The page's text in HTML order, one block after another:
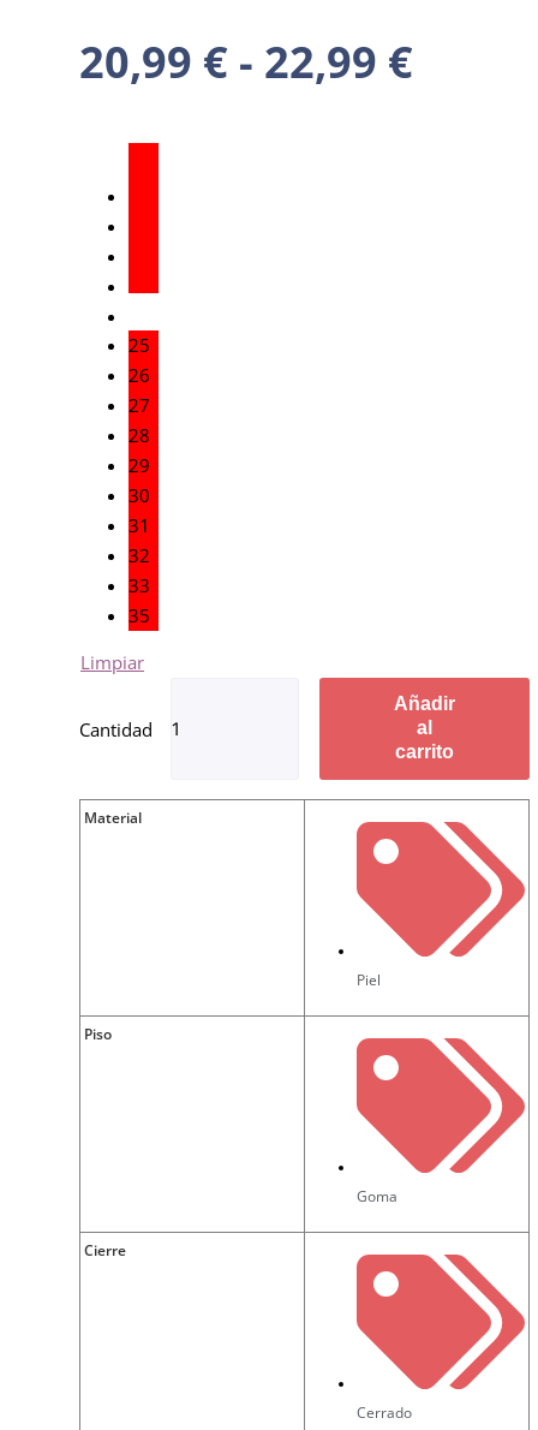
20,99 € - 22,99 €
25
26
27
28
29
30
31
32
33
35
Limpiar
Añadir
al
carrito
Material
Piel
Piso
Goma
Cierre
Cerrado